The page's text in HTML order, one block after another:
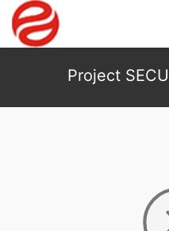
Project